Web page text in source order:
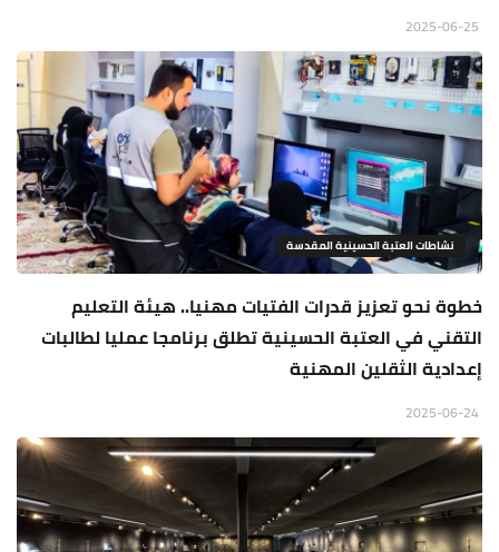
نشاطات العتبة الحسينية المقدسة
خطوة نحو تعزيز قدرات الفتيات مهنيا.. هيئة التعليم
التقني في العتبة الحسينية تطلق برنامجا عمليا لطالبات
إعدادية الثقلين المهنية